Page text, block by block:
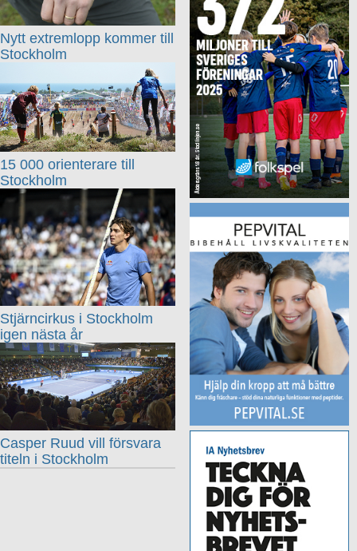
Nytt extremlopp kommer till
Stockholm
15 000 orienterare till
Stockholm
Stjärncirkus i Stockholm
igen nästa år
Casper Ruud vill försvara
titeln i Stockholm